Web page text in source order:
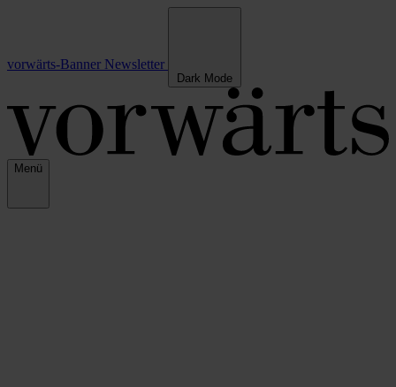
vorwärts-Banner Newsletter
Dark Mode
Menü